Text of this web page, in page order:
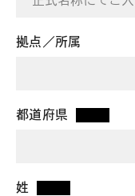
拠点／所属
都道府県
姓